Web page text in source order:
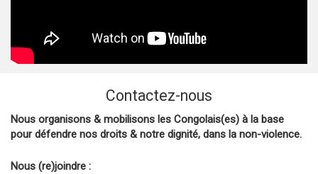
Contactez-nous
Nous organisons & mobilisons les Congolais(es) à la base
pour défendre nos droits & notre dignité, dans la non-violence.
Nous (re)joindre :